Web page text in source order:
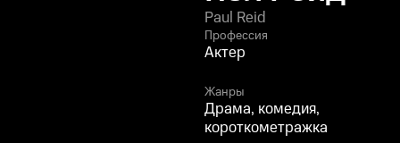
Paul Reid
Профессия
Актер
Жанры
Драма, комедия,
короткометражка